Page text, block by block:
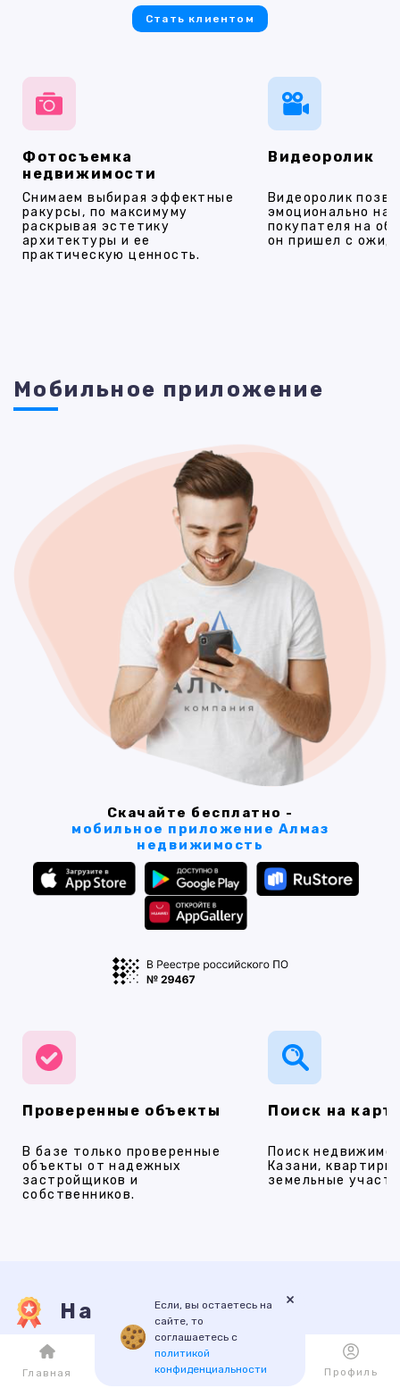
Фотосъемка
недвижимости
Снимаем выбирая эффектные
ракурсы, по максимуму
раскрывая эстетику
архитектуры и ее
практическую ценность.
Видеоролик
Видеоролик
эмоционально
покупателя на
он пришел с
Стать клиентом
Мобильное приложение
Скачайте бесплатно -
мобильное приложение Алмаз
недвижимость
Проверенные объекты
В базе только проверенные
объекты от надежных
застройщиков и
собственников.
Поиск на
Поиск
Казани,
земельные
Наши услуги
ПРОДАЖА АРЕНДА НОВОСТРОЙКИ ИПОТЕКА
Если, вы остаетесь на
сайте, то
соглашаетесь с
политикой
конфиденциальности
×
Главная Каталог Избранное Профиль